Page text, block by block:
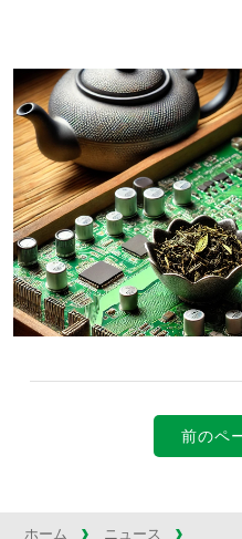
前のペ
ホーム ニュース